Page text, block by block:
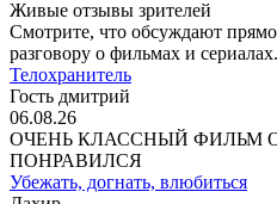
Живые отзывы зрителей
Смотрите, что обсуждают
разговору о фильмах и сериалах.
Телохранитель
Гость дмитрий
06.08.26
ОЧЕНЬ КЛАССНЫЙ ФИЛЬМ
ПОНРАВИЛСЯ
Убежать, догнать, влюбиться